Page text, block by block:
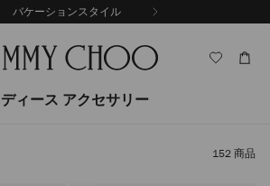
バケーションスタイル
ィース アクセサリー
152商品